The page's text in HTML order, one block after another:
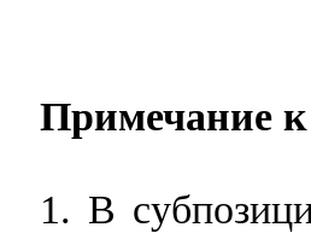
Примечание
1. В